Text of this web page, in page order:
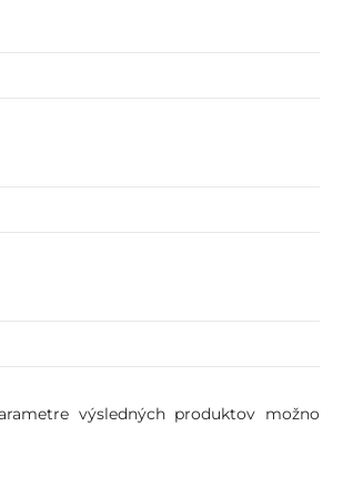
výsledných produktov možno